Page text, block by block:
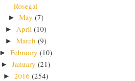
Rosegal
► May (7)
► April (10)
► March (9)
► February (10)
► January (21)
► 2016 (254)